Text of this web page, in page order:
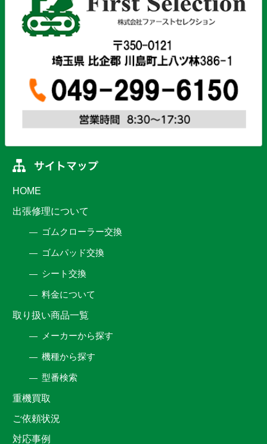
HOME
出張修理について
ゴムクローラー交換
ゴムパッド交換
シート交換
料金について
取り扱い商品一覧
メーカーから探す
機種から探す
型番検索
重機買取
ご依頼状況
対応事例